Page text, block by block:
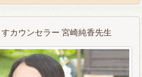
すカウンセラー 宮崎純香先生